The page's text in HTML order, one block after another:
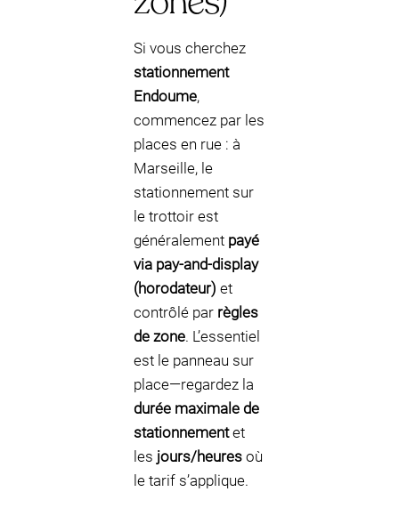
Si vous cherchez
stationnement
Endoume,
commencez par les
places en rue : à
Marseille, le
stationnement sur
le trottoir est
généralement payé
via pay-and-display
(horodateur) et
contrôlé par règles
de zone. L’essentiel
est le panneau sur
place—regardez la
durée maximale de
stationnementet
les jours/heures où
le tarif s’applique.